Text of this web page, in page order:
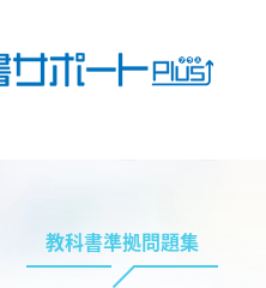
教科書準拠問題集